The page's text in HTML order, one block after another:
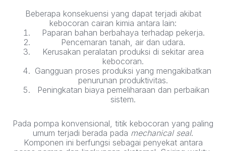
Beberapa konsekuensi yang dapat terjadi akibat
kebocoran cairan kimia antara lain:
Paparan bahan berbahaya terhadap pekerja.
Pencemaran tanah, air dan udara.
Kerusakan peralatan produksi di sekitar area
kebocoran.
Gangguan proses produksi yang mengakibatkan
penurunan produktivitas.
Peningkatan biaya pemeliharaan dan perbaikan
sistem.
Pada pompa konvensional, titik kebocoran yang paling
umum terjadi berada pada mechanical seal.
Komponen ini berfungsi sebagai penyekat antara